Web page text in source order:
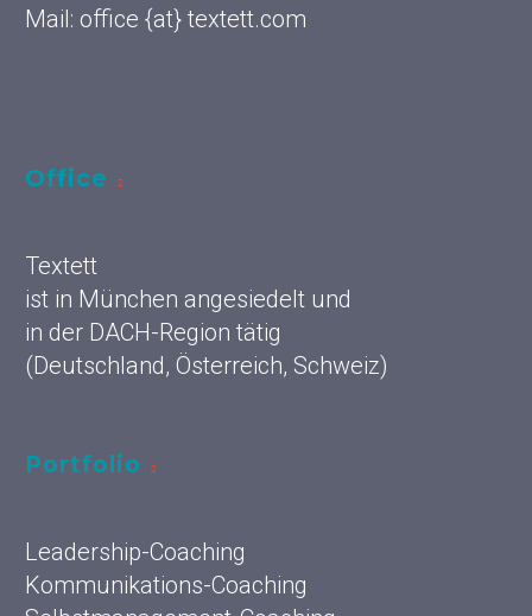
Mail: office {at} textett.com
Office
Textett
ist in München angesiedelt und
in der DACH-Region tätig
(Deutschland, Österreich, Schweiz)
Portfolio
Leadership-Coaching
Kommunikations-Coaching